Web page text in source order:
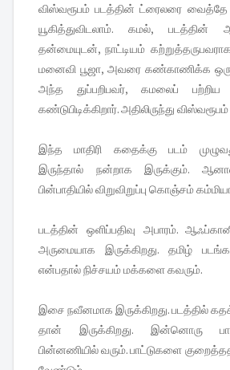
விஸ்வரூபம் படத்தின் ட்ரைலரை
யூகித்துவிடலாம். கமல்,
தன்மையுடன், நாட்டியம்
மனைவி பூஜா, அவரை கண்காணிக்க
அந்த துப்பறிபவர், கமலைப்
கண்டுபிடிக்கிறார். அதிலிருந்து
இந்த மாதிரி கதைக்கு படம்
இருந்தால் நன்றாக இருக்கும்.
பின்பாதியில் விறுவிறுப்பு கொஞ்சம்
படத்தின் ஒளிப்பதிவு அபாரம்.
அருமையாக இருக்கிறது. தமிழ்
என்பதால் நிச்சயம் மக்களை கவரும்.
இசை நவீனமாக இருக்கிறது. படத்தில்
தான் இருக்கிறது. இன்னொரு
பின்னணியில் வரும். பாட்டுகளை